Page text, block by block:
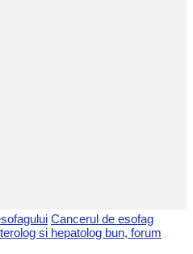
Cancerul de esofag
si hepatolog bun, forum